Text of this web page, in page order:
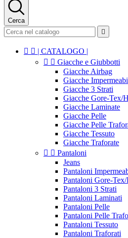
Cerca

  | CATALOGO |
  Giacche e Giubbotti
Giacche Airbag
Giacche
Giacche 3 Strati
Giacche Gore-Tex/
Giacche Laminate
Giacche Pelle
Giacche Pelle
Giacche Tessuto
Giacche Traforate
  Pantaloni
Jeans
Pantaloni
Pantaloni Gore-
Pantaloni 3 Strati
Pantaloni Laminati
Pantaloni Pelle
Pantaloni Pelle
Pantaloni Tessuto
Pantaloni Traforati